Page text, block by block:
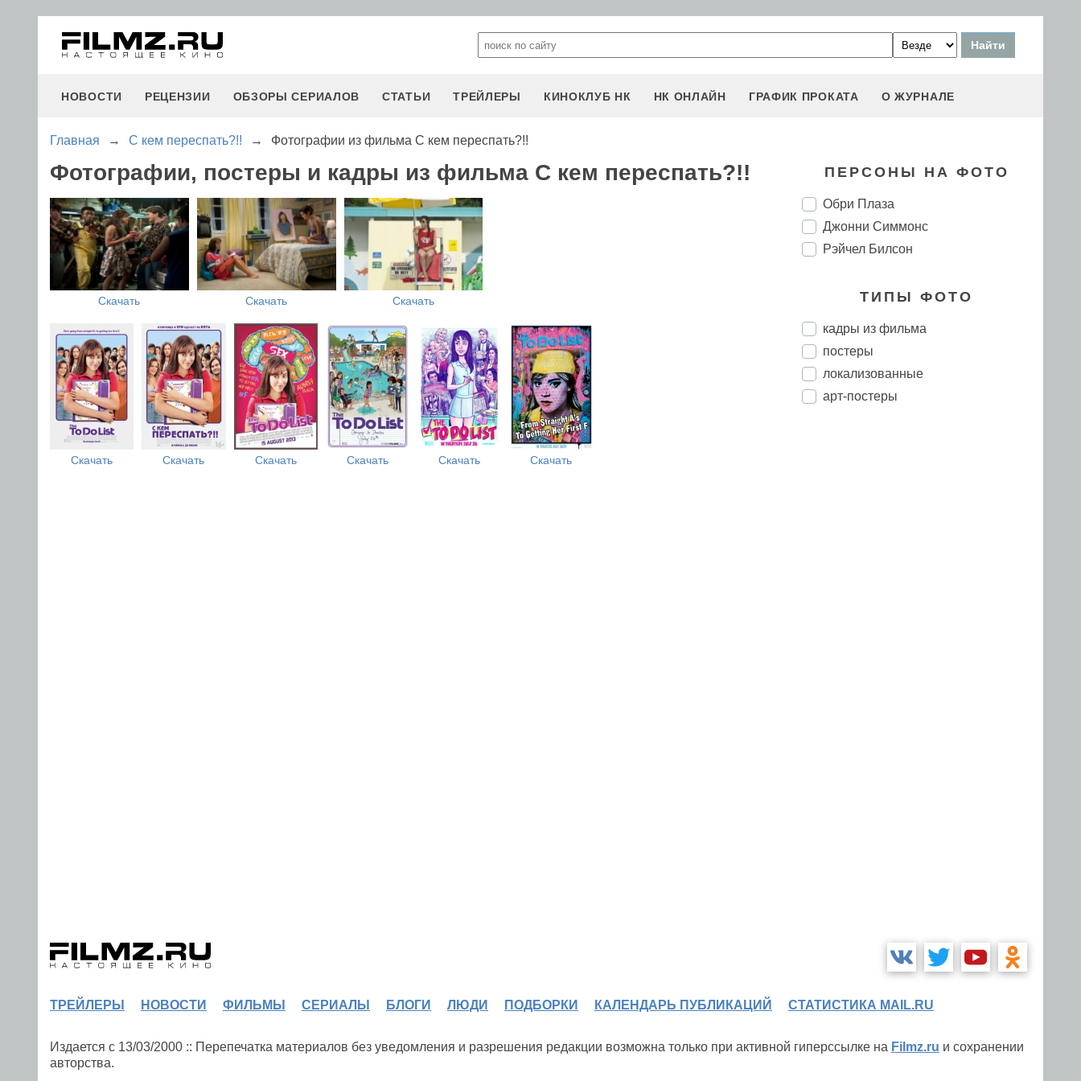
НОВОСТИ РЕЦЕНЗИИ ОБЗОРЫ СЕРИАЛОВ СТАТЬИ ТРЕЙЛЕРЫ КИНОКЛУБ НК НК ОНЛАЙН ГРАФИК ПРОКАТА О ЖУРНАЛЕ
Главная → С кем переспать?!! → Фотографии из фильма С кем переспать?!!
Фотографии, постеры и кадры из фильма С кем переспать?!!
Скачать Скачать Скачать
Скачать Скачать Скачать Скачать Скачать Скачать
ПЕРСОНЫ НА ФОТО
Обри Плаза
Джонни Симмонс
Рэйчел Билсон
ТИПЫ ФОТО
кадры из фильма
постеры
локализованные
арт-постеры
ТРЕЙЛЕРЫ НОВОСТИ ФИЛЬМЫ СЕРИАЛЫ БЛОГИ ЛЮДИ ПОДБОРКИ КАЛЕНДАРЬ ПУБЛИКАЦИЙ СТАТИСТИКА MAIL.RU
Издается с 13/03/2000 :: Перепечатка материалов без уведомления и разрешения редакции возможна только при активной гиперссылке на Filmz.ru и сохранении
авторства.